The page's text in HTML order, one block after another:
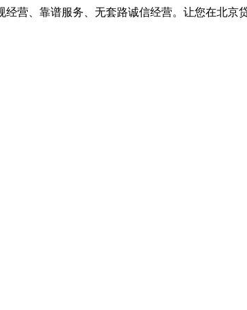
营、靠谱服务、无套路诚信经营。让您在北京